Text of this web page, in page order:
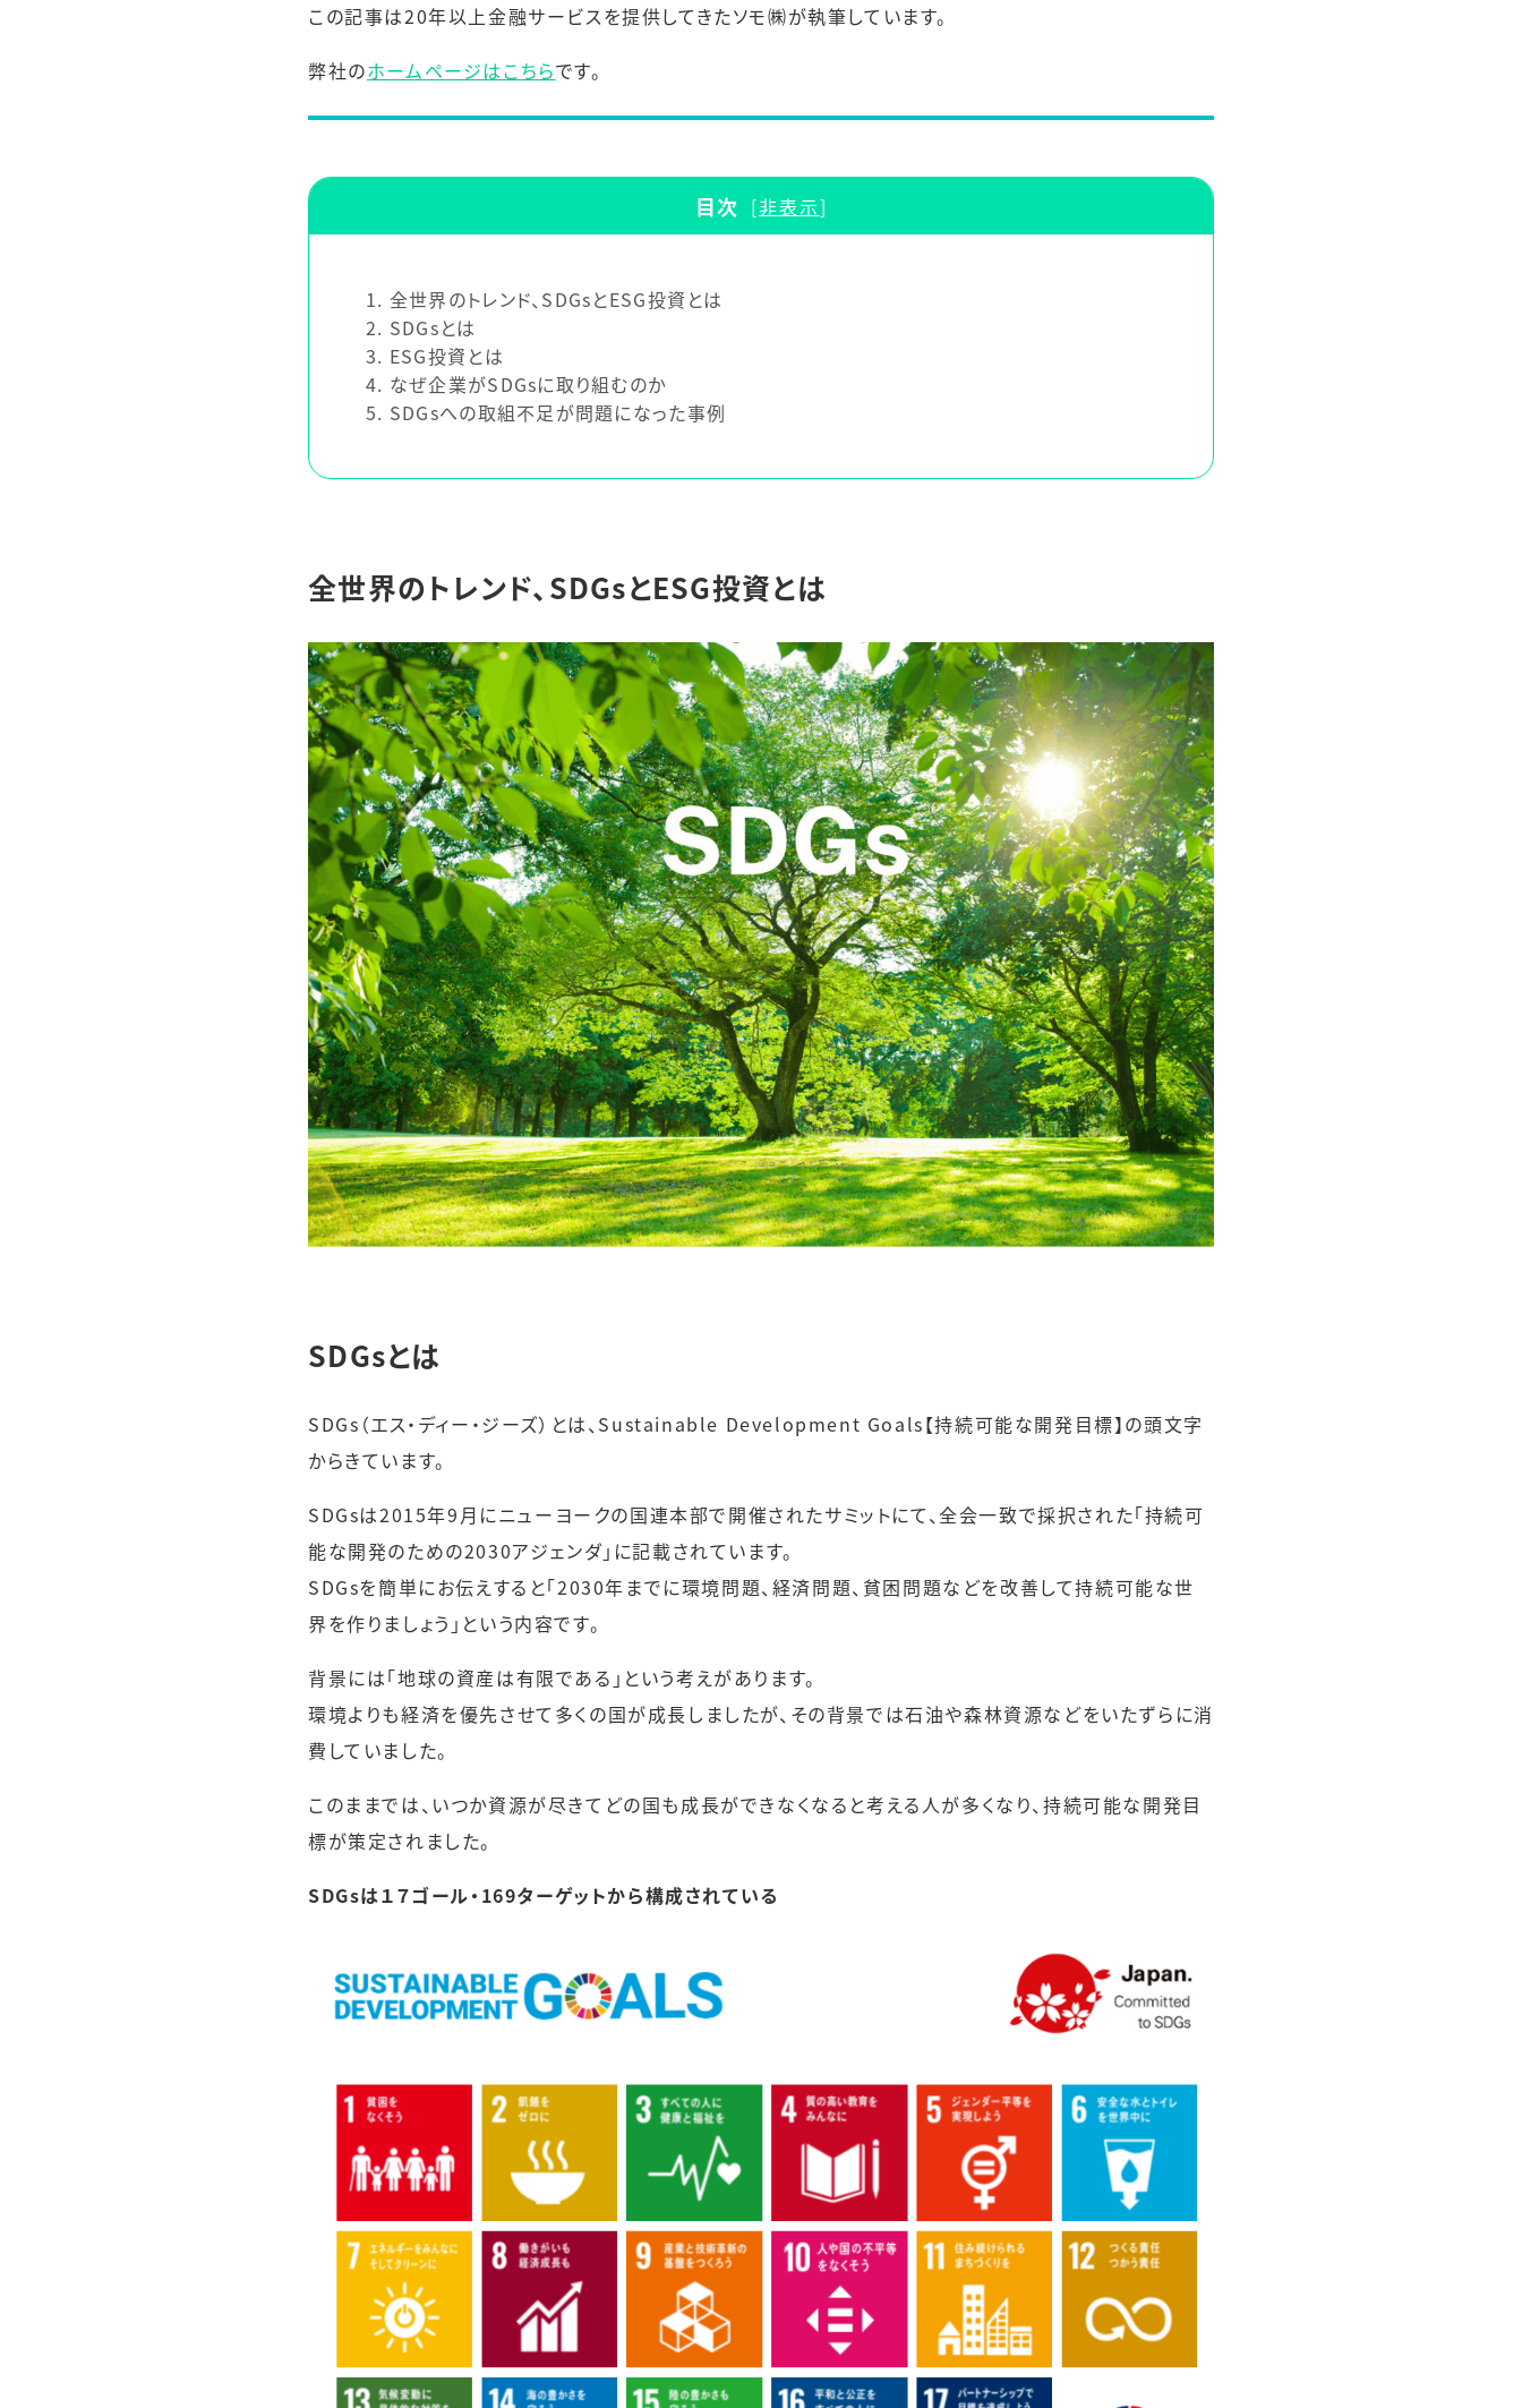
この記事は20年以上金融サービスを提供してきたソモ㈱が執筆しています。
弊社のホームページはこちらです。
目次 [非表示]
1 全世界のトレンド、SDGsとESG投資とは
2 SDGsとは
3 ESG投資とは
4 なぜ企業がSDGsに取り組むのか
5 SDGsへの取組不足が問題になった事例
全世界のトレンド、SDGsとESG投資とは
SDGsとは
SDGs（エス・ディー・ジーズ）とは、Sustainable Development Goals【持続可能な開発目標】の頭文字
からきています。
SDGsは2015年9月にニューヨークの国連本部で開催されたサミットにて、全会一致で採択された「持続可
能な開発のための2030アジェンダ」に記載されています。
SDGsを簡単にお伝えすると「2030年までに環境問題、経済問題、貧困問題などを改善して持続可能な世
界を作りましょう」という内容です。
背景には「地球の資産は有限である」という考えがあります。
環境よりも経済を優先させて多くの国が成長しましたが、その背景では石油や森林資源などをいたずらに消
費していました。
このままでは、いつか資源が尽きてどの国も成長ができなくなると考える人が多くなり、持続可能な開発目
標が策定されました。
SDGsは１７ゴール・169ターゲットから構成されている